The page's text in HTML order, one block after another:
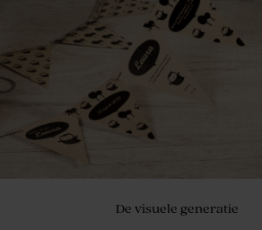
De visuele generatie